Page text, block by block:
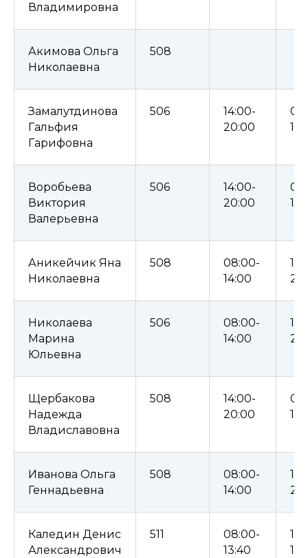
Владимировна
Акимова Ольга
Николаевна
508
Замалутдинова
Гальфия
Гарифовна
506
14:00-
20:00
Воробьева
Виктория
Валерьевна
506
14:00-
20:00
Аникейчик Яна
Николаевна
508
08:00-
14:00
Николаева
Марина
Юльевна
506
08:00-
14:00
Щербакова
Надежда
Владиславовна
508
14:00-
20:00
Иванова Ольга
Геннадьевна
508
08:00-
14:00
Каледин Денис
Александрович
511
08:00-
13:40